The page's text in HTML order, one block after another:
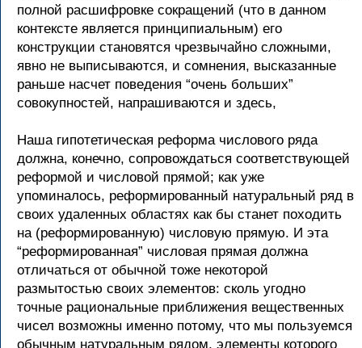
полной расшифровке сокращений (что в данном
контексте является принципиальным) его
конструкции становятся чрезвычайно сложными,
явно не выписываются, и сомнения, высказанные
раньше насчет поведения “очень больших”
совокупностей, напрашиваются и здесь,
Наша гипотетическая реформа числового ряда
должна, конечно, сопровождаться соответствующей
реформой и числовой прямой; как уже
упоминалось, реформированный натуральный ряд в
своих удаленных областях как бы станет походить
на (реформированную) числовую прямую. И эта
“реформированная” числовая прямая должна
отличаться от обычной тоже некоторой
размытостью своих элементов: сколь угодно
точные рациональные приближения вещественных
чисел возможны именно потому, что мы пользуемся
обычным натуральным рядом, элементы которого